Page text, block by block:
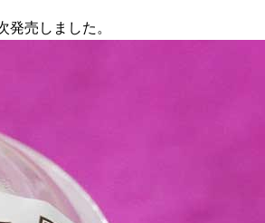
売しました。